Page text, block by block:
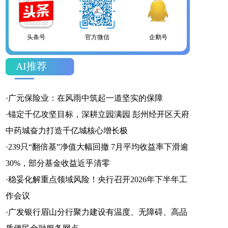
头条号 官方微信 企鹅号
财富号 一点号 百家号
官方微信 企鹅号 财富号
AI推荐
·广元保险业：在风雨中筑起一道坚实的保障
·锚定千亿攻坚目标，深耕立园满园 彭州经开区天府
中药城奋力打造千亿城核心增长极
·239只“翻倍基”净值大幅回撤 7月平均收益率下滑逾
30%，部分基金收益近乎清零
·稳妥化解重点领域风险！央行召开2026年下半年工
作会议
·广发银行眉山分行聚力建设有温度、无障碍、高品